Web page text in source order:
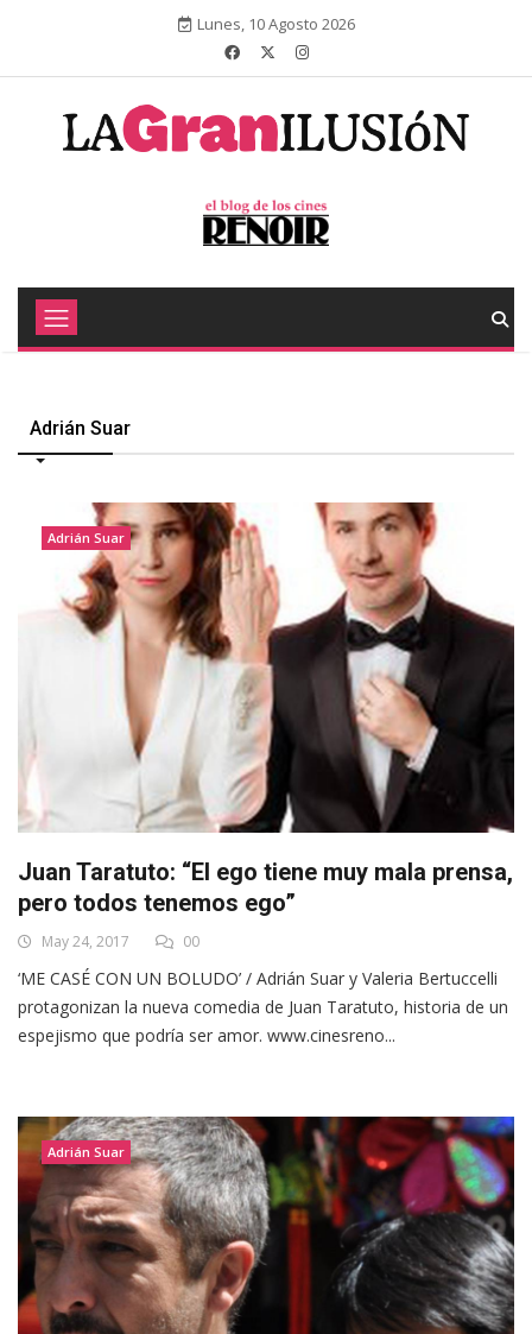
Lunes, 10 Agosto 2026
Adrián Suar
Adrián Suar
Juan Taratuto: “El ego tiene muy mala prensa,
pero todos tenemos ego”
May 24, 2017 00
‘ME CASÉ CON UN BOLUDO’ / Adrián Suar y Valeria Bertuccelli
protagonizan la nueva comedia de Juan Taratuto, historia de un
espejismo que podría ser amor. www.cinesreno...
Adrián Suar